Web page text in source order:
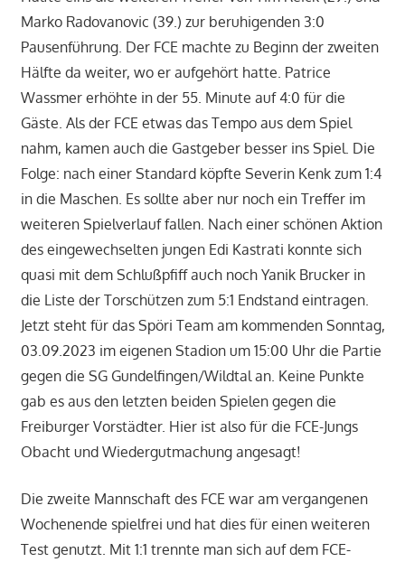
Marko Radovanovic (39.) zur beruhigenden 3:0
Pausenführung. Der FCE machte zu Beginn der zweiten
Hälfte da weiter, wo er aufgehört hatte. Patrice
Wassmer erhöhte in der 55. Minute auf 4:0 für die
Gäste. Als der FCE etwas das Tempo aus dem Spiel
nahm, kamen auch die Gastgeber besser ins Spiel. Die
Folge: nach einer Standard köpfte Severin Kenk zum 1:4
in die Maschen. Es sollte aber nur noch ein Treffer im
weiteren Spielverlauf fallen. Nach einer schönen Aktion
des eingewechselten jungen Edi Kastrati konnte sich
quasi mit dem Schlußpfiff auch noch Yanik Brucker in
die Liste der Torschützen zum 5:1 Endstand eintragen.
Jetzt steht für das Spöri Team am kommenden Sonntag,
03.09.2023 im eigenen Stadion um 15:00 Uhr die Partie
gegen die SG Gundelfingen/Wildtal an. Keine Punkte
gab es aus den letzten beiden Spielen gegen die
Freiburger Vorstädter. Hier ist also für die FCE-Jungs
Obacht und Wiedergutmachung angesagt!
Die zweite Mannschaft des FCE war am vergangenen
Wochenende spielfrei und hat dies für einen weiteren
Test genutzt. Mit 1:1 trennte man sich auf dem FCE-